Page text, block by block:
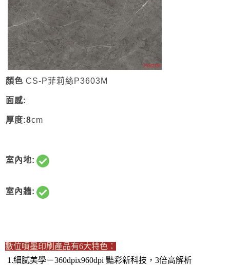
顏色 CS-P菲莉絲P3603M
面感:
厚度:8cm
室內地:
室內牆:
數位噴墨印刷產品有6大特色：
1.細膩美學－360dpix960dpi 豔彩新科技，3倍高解析